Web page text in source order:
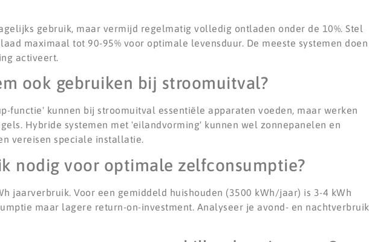
gebruik, maar vermijd regelmatig volledig ontladen onder de 10%. Stel
maximaal tot 90-95% voor optimale levensduur. De meeste systemen doen
activeert.
ook gebruiken bij stroomuitval?
functie' kunnen bij stroomuitval essentiële apparaten voeden, maar werken
Hybride systemen met 'eilandvorming' kunnen wel zonnepanelen en
vereisen speciale installatie.
nodig voor optimale zelfconsumptie?
jaarverbruik. Voor een gemiddeld huishouden (3500 kWh/jaar) is 3-4 kWh
maar lagere return-on-investment. Analyseer je avond- en nachtverbruik